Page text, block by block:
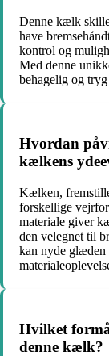
Denne kælk
have
kontrol og
Med denne
behagelig og
Hvordan
kælkens
Kælken,
forskellige
materiale giver
den velegnet til
kan nyde
Hvilket
denne kælk?